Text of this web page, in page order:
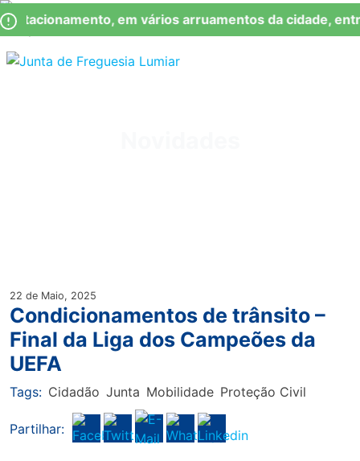
Observação:
este
site
inclui
Skip
to
content
em vários arruamentos da cidade,
22 de Maio, 2025
Condicionamentos de trânsito –
Final da Liga dos Campeões da
UEFA
Tags: Cidadão Junta Mobilidade Proteção Civil
Partilhar: